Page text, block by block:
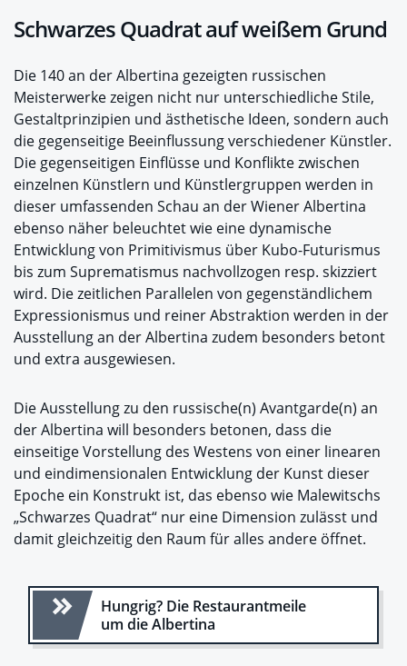
Schwarzes Quadrat auf weißem Grund
Die 140 an der Albertina gezeigten russischen
Meisterwerke zeigen nicht nur unterschiedliche Stile,
Gestaltprinzipien und ästhetische Ideen, sondern auch
die gegenseitige Beeinflussung verschiedener Künstler.
Die gegenseitigen Einflüsse und Konflikte zwischen
einzelnen Künstlern und Künstlergruppen werden in
dieser umfassenden Schau an der Wiener Albertina
ebenso näher beleuchtet wie eine dynamische
Entwicklung von Primitivismus über Kubo-Futurismus
bis zum Suprematismus nachvollzogen resp. skizziert
wird. Die zeitlichen Parallelen von gegenständlichem
Expressionismus und reiner Abstraktion werden in der
Ausstellung an der Albertina zudem besonders betont
und extra ausgewiesen.
Die Ausstellung zu den russische(n) Avantgarde(n) an
der Albertina will besonders betonen, dass die
einseitige Vorstellung des Westens von einer linearen
und eindimensionalen Entwicklung der Kunst dieser
Epoche ein Konstrukt ist, das ebenso wie Malewitschs
„Schwarzes Quadrat“ nur eine Dimension zulässt und
damit gleichzeitig den Raum für alles andere öffnet.
Hungrig? Die Restaurantmeile
um die Albertina